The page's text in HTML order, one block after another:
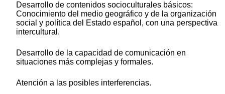
Desarrollo de contenidos socioculturales básicos:
Conocimiento del medio geográfico y de la organización
social y política del Estado español, con una perspectiva
intercultural.
Desarrollo de la capacidad de comunicación en
situaciones más complejas y formales.
Atención a las posibles interferencias.